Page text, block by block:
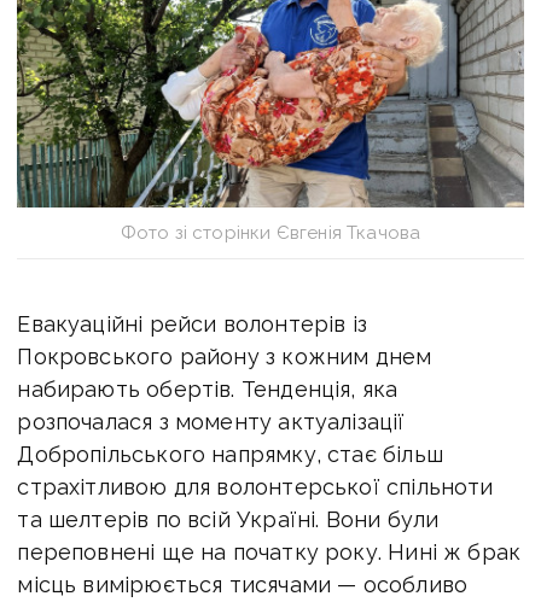
Фото зі сторінки Євгенія Ткачова
Евакуаційні рейси волонтерів із
Покровського району з кожним днем
набирають обертів. Тенденція, яка
розпочалася з моменту актуалізації
Добропільського напрямку, стає більш
страхітливою для волонтерської спільноти
та шелтерів по всій Україні. Вони були
переповнені ще на початку року. Нині ж брак
місць вимірюється тисячами — особливо